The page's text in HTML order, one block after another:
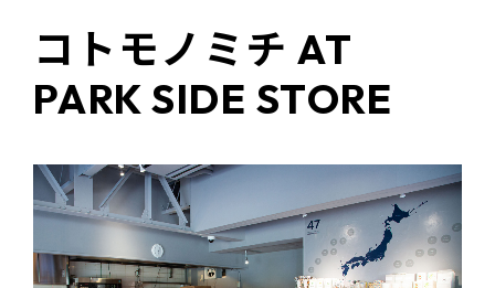
コトモノミチ AT
PARK SIDE STORE